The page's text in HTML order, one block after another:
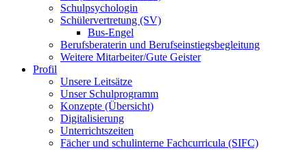
Schulpsychologin
Schülervertretung (SV)
Bus-Engel
Berufsberaterin und Berufseinstiegsbegleitung
Weitere Mitarbeiter/Gute Geister
Profil
Unsere Leitsätze
Unser Schulprogramm
Konzepte (Übersicht)
Digitalisierung
Unterrichtszeiten
Fächer und schulinterne Fachcurricula (SIFC)